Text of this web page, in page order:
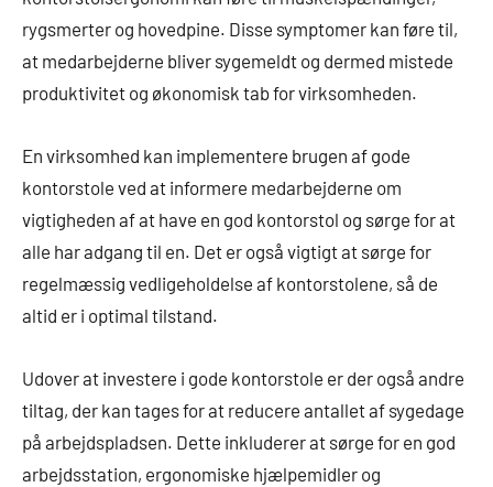
rygsmerter og hovedpine. Disse symptomer kan føre til,
at medarbejderne bliver sygemeldt og dermed mistede
produktivitet og økonomisk tab for virksomheden.
En virksomhed kan implementere brugen af gode
kontorstole ved at informere medarbejderne om
vigtigheden af at have en god kontorstol og sørge for at
alle har adgang til en. Det er også vigtigt at sørge for
regelmæssig vedligeholdelse af kontorstolene, så de
altid er i optimal tilstand.
Udover at investere i gode kontorstole er der også andre
tiltag, der kan tages for at reducere antallet af sygedage
på arbejdspladsen. Dette inkluderer at sørge for en god
arbejdsstation, ergonomiske hjælpemidler og